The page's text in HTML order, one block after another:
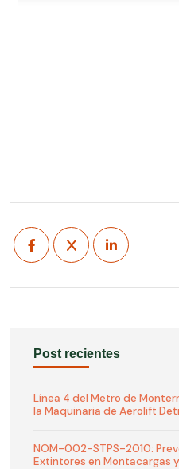
Post recientes
Línea 4 del Metro de
la Maquinaria de Aerolift
NOM-002-STPS-2010:
Extintores en Montacargas